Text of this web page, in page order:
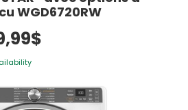
WGD6720RW